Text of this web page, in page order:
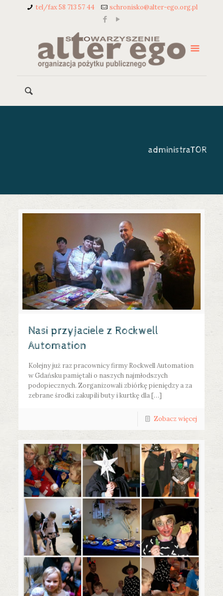
tel/fax 58 713 57 44 schronisko@alter-ego.org.pl
administraT0R
Nasi przyjaciele z Rockwell
Automation
Kolejny już raz pracownicy firmy Rockwell Automation
w Gdańsku pamiętali o naszych najmłodszych
podopiecznych. Zorganizowali zbiórkę pieniędzy a za
zebrane środki zakupili buty i kurtkę dla […]
Zobacz więcej